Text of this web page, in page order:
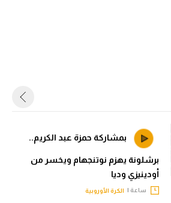
بمشاركة حمزة عبد الكريم..
برشلونة يهزم نوتنجهام ويخسر من
أودينيزي وديا
ساعة | الكرة الأوروبية